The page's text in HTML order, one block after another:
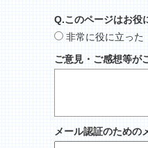
Q.このページはお役
非常に役に立った
ご意見・ご感想等が
メール認証のための